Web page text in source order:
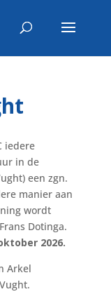
iedere
in de
een zgn.
manier aan
wordt
Dotinga.
2026.
Arkel